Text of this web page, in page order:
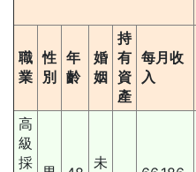
職
業
性
別
年
齡
婚
姻
持
有
資
產
每月收
入
高
級
採
未